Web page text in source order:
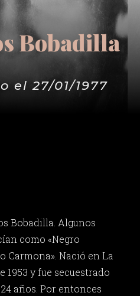
Bobadilla
el 27/01/1977
Bobadilla. Algunos
como «Negro
Carmona». Nació en La
1953 y fue secuestrado
años. Por entonces